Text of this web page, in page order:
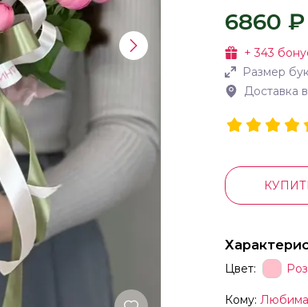
6860 ₽
+343
Размер
Доставка
Цвет:
Кому: